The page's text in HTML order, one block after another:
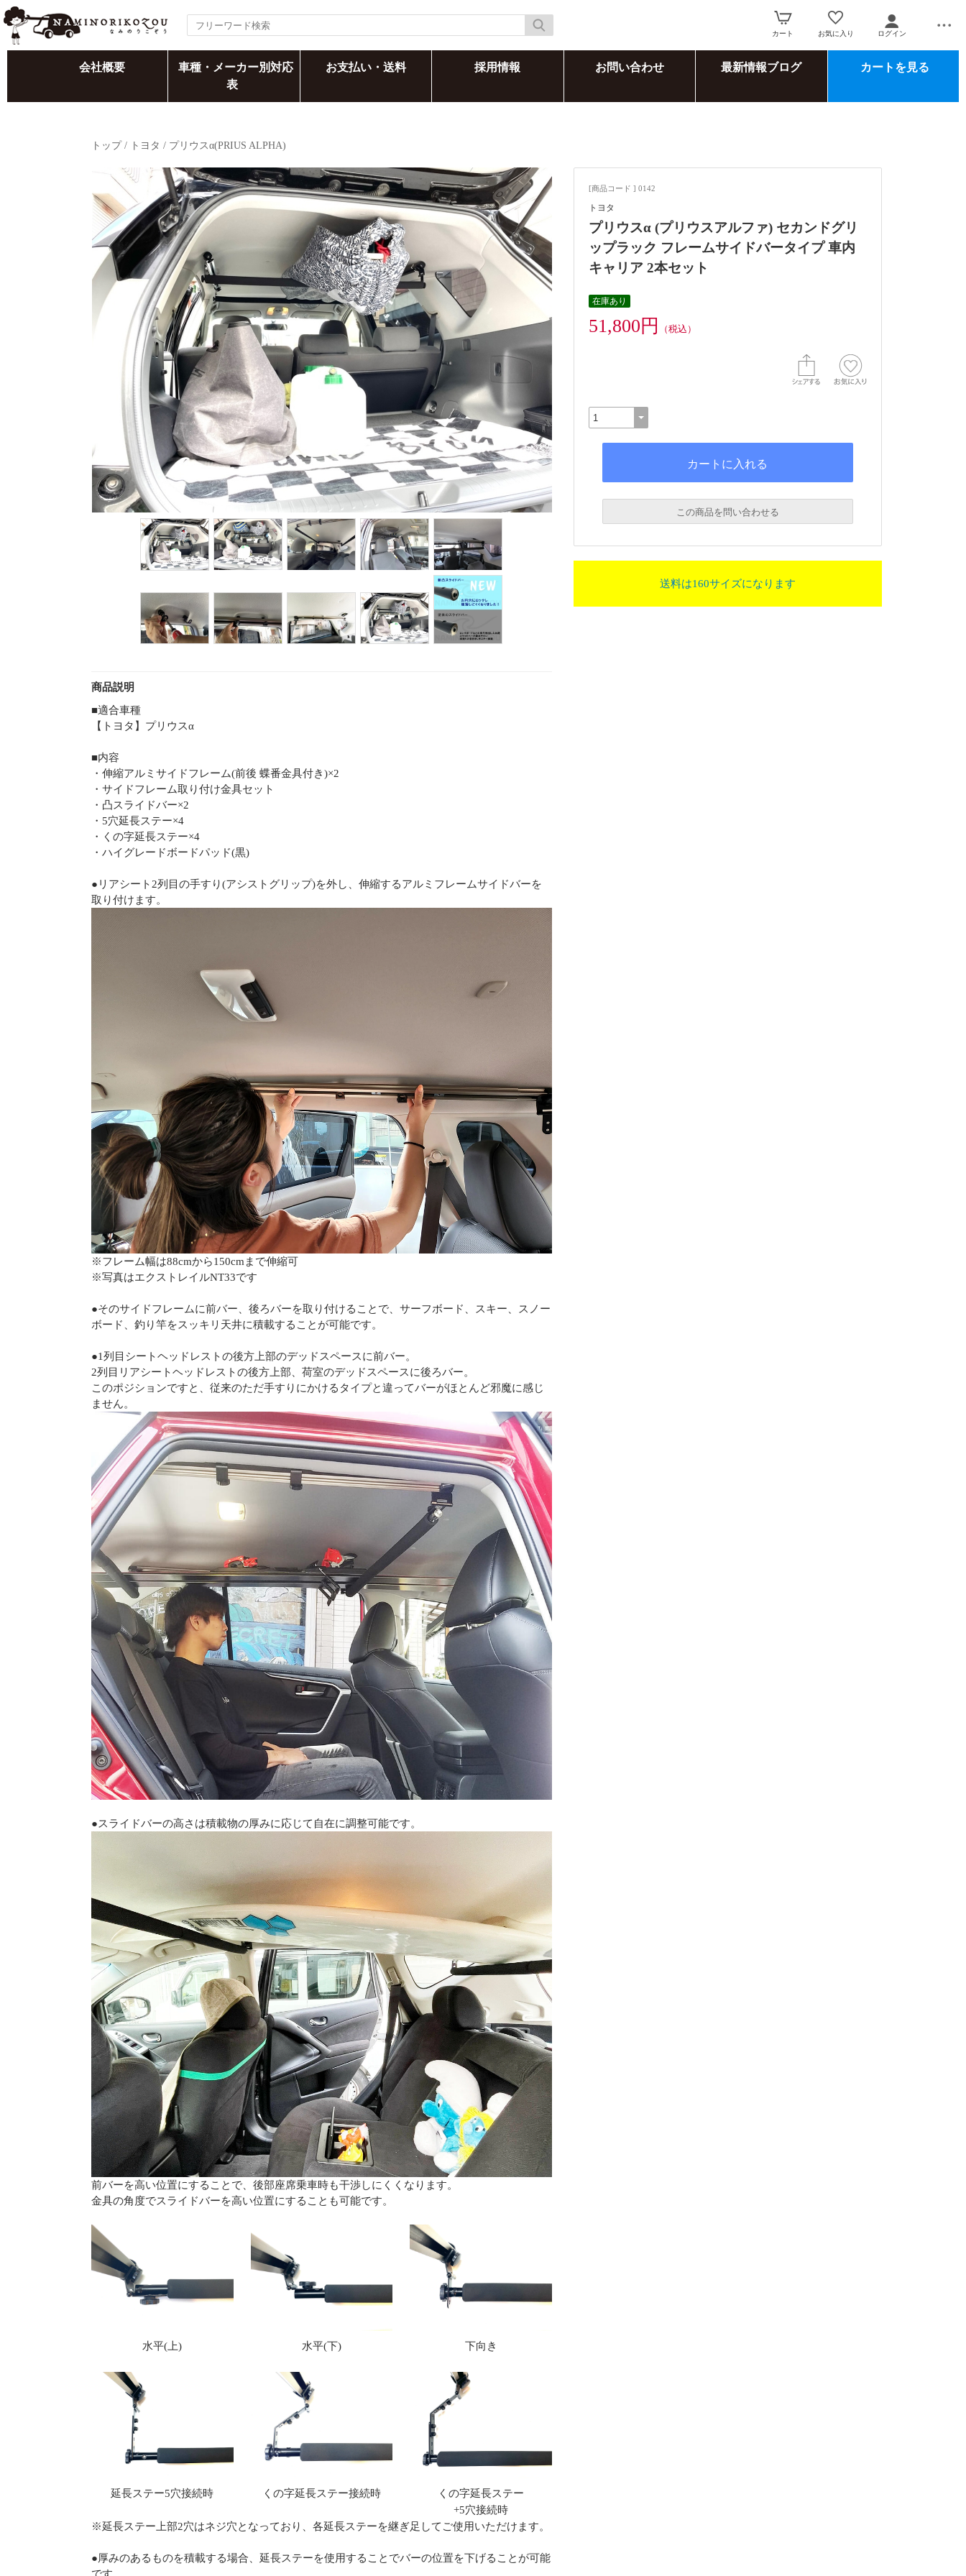
カート お気に入り ログイン
会社概要
車種・メーカー別対応
表
お支払い・送料 採用情報 お問い合わせ 最新情報ブログ カートを見る
トップ/ トヨタ / プリウスα(PRIUS ALPHA)
商品説明
■適合車種
【トヨタ】プリウスα
■内容
・伸縮アルミサイドフレーム(前後 蝶番金具付き)×2
・サイドフレーム取り付け金具セット
・凸スライドバー×2
・5穴延長ステー×4
・くの字延長ステー×4
・ハイグレードボードパッド(黒)
●リアシート2列目の手すり(アシストグリップ)を外し、伸縮するアルミフレームサイドバーを
取り付けます。
※フレーム幅は88cmから150cmまで伸縮可
※写真はエクストレイルNT33です
●そのサイドフレームに前バー、後ろバーを取り付けることで、サーフボード、スキー、スノー
ボード、釣り竿をスッキリ天井に積載することが可能です。
●1列目シートヘッドレストの後方上部のデッドスペースに前バー。
2列目リアシートヘッドレストの後方上部、荷室のデッドスペースに後ろバー。
このポジションですと、従来のただ手すりにかけるタイプと違ってバーがほとんど邪魔に感じ
ません。
●スライドバーの高さは積載物の厚みに応じて自在に調整可能です。
前バーを高い位置にすることで、後部座席乗車時も干渉しにくくなります。
金具の角度でスライドバーを高い位置にすることも可能です。
水平(上) 水平(下) 下向き
延長ステー5穴接続時 くの字延長ステー接続時
くの字延長ステー
+5穴接続時
※延長ステー上部2穴はネジ穴となっており、各延長ステーを継ぎ足してご使用いただけます。
●厚みのあるものを積載する場合、延長ステーを使用することでバーの位置を下げることが可能
[商品コード ] 0142
トヨタ
プリウスα (プリウスアルファ) セカンドグリ
ップラック フレームサイドバータイプ 車内
キャリア 2本セット
在庫あり
51,800円 （税込）
この商品を問い合わせる
送料は160サイズになります